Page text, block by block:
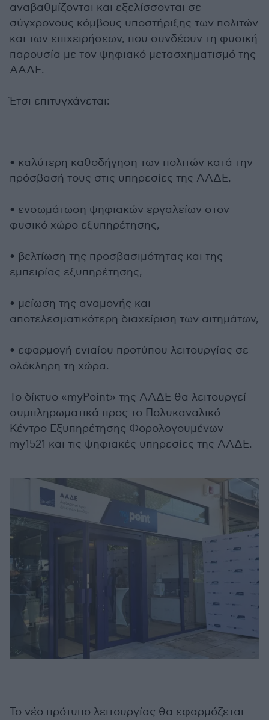
αναβαθμίζονται και εξελίσσονται σε
σύγχρονους κόμβους υποστήριξης των πολιτών
και των επιχειρήσεων, που συνδέουν τη φυσική
παρουσία με τον ψηφιακό μετασχηματισμό της
ΑΑΔΕ.
Έτσι επιτυγχάνεται:
• καλύτερη καθοδήγηση των πολιτών κατά την
πρόσβασή τους στις υπηρεσίες της ΑΑΔΕ,
• ενσωμάτωση ψηφιακών εργαλείων στον
φυσικό χώρο εξυπηρέτησης,
• βελτίωση της προσβασιμότητας και της
εμπειρίας εξυπηρέτησης,
• μείωση της αναμονής και
αποτελεσματικότερη διαχείριση των αιτημάτων,
• εφαρμογή ενιαίου προτύπου λειτουργίας σε
ολόκληρη τη χώρα.
Το δίκτυο «myPoint» της ΑΑΔΕ θα λειτουργεί
συμπληρωματικά προς το Πολυκαναλικό
Κέντρο Εξυπηρέτησης Φορολογουμένων
my1521 και τις ψηφιακές υπηρεσίες της ΑΑΔΕ.
Το νέο πρότυπο λειτουργίας θα εφαρμόζεται